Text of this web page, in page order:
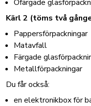
Ofärgade
Kärl 2 (töms två
Pappersförpackningar
Matavfall
Färgade
Metallförpackningar
Du får också:
en elektronikbox för